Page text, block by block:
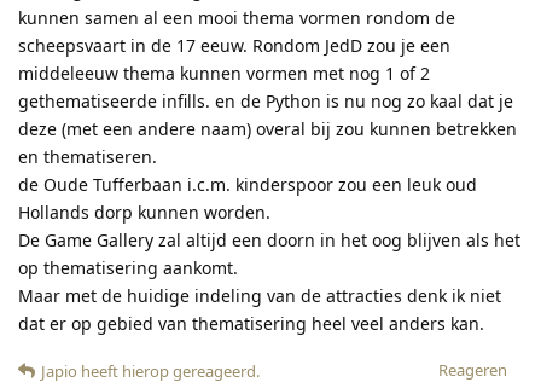
kunnen samen al een mooi thema vormen rondom de
scheepsvaart in de 17 eeuw. Rondom JedD zou je een
middeleeuw thema kunnen vormen met nog 1 of 2
gethematiseerde infills. en de Python is nu nog zo kaal dat je
deze (met een andere naam) overal bij zou kunnen betrekken
en thematiseren.
de Oude Tufferbaan i.c.m. kinderspoor zou een leuk oud
Hollands dorp kunnen worden.
De Game Gallery zal altijd een doorn in het oog blijven als het
op thematisering aankomt.
Maar met de huidige indeling van de attracties denk ik niet
dat er op gebied van thematisering heel veel anders kan.
Reageren
Japio heeft hierop gereageerd.